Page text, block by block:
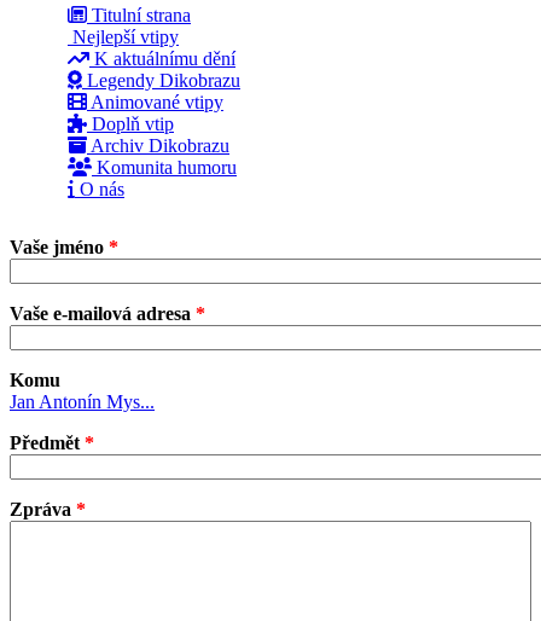
Titulní strana
Nejlepší vtipy
K aktuálnímu dění
Legendy Dikobrazu
Animované vtipy
Doplň vtip
Archiv Dikobrazu
Komunita humoru
O nás
Vaše jméno *
Vaše e-mailová adresa *
Komu
Jan Antonín Mys...
Předmět *
Zpráva *